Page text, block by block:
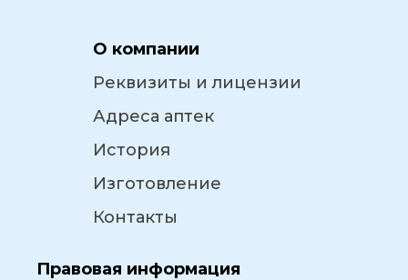
О компании
Реквизиты и лицензии
Адреса аптек
История
Изготовление
Контакты
Правовая информация